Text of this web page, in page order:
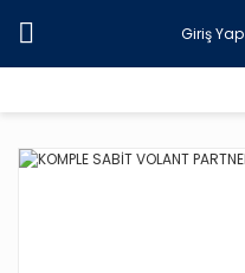
Giriş Yap